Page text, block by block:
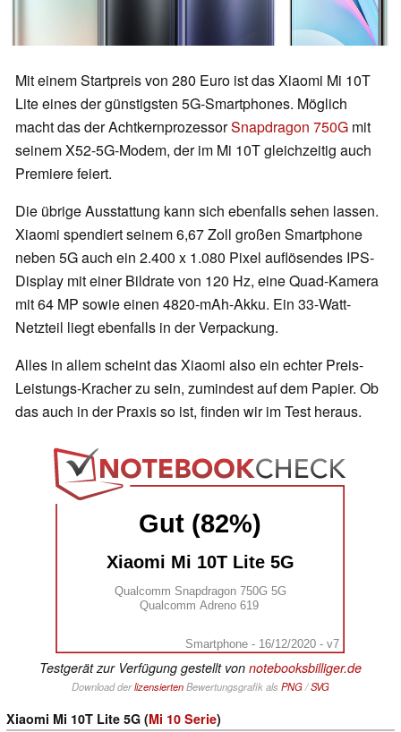
Mit einem Startpreis von 280 Euro ist das Xiaomi Mi 10T
Lite eines der günstigsten 5G-Smartphones. Möglich
macht das der AchtkernprozessorSnapdragon 750G mit
seinem X52-5G-Modem, der im Mi 10T gleichzeitig auch
Premiere feiert.
Die übrige Ausstattung kann sich ebenfalls sehen lassen.
Xiaomi spendiert seinem 6,67 Zoll großen Smartphone
neben 5G auch ein 2.400 x 1.080 Pixel auflösendes IPS-
Display mit einer Bildrate von 120 Hz, eine Quad-Kamera
mit 64 MP sowie einen 4820-mAh-Akku. Ein 33-Watt-
Netzteil liegt ebenfalls in der Verpackung.
Alles in allem scheint das Xiaomi also ein echter Preis-
Leistungs-Kracher zu sein, zumindest auf dem Papier. Ob
das auch in der Praxis so ist, finden wir im Test heraus.
Gut (82%)
Xiaomi Mi 10T Lite 5G
Qualcomm Snapdragon 750G 5G
Qualcomm Adreno 619
Smartphone - 16/12/2020 - v7
Testgerät zur Verfügung gestellt von notebooksbilliger.de
Download derlizensiertenBewertungsgrafik als PNG/SVG
Xiaomi Mi 10T Lite 5G (Mi 10 Serie)